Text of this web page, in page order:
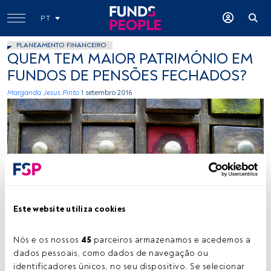
Este website utiliza cookies
Nós e os nossos 45 parceiros armazenamos e acedemos a
dados pessoais, como dados de navegação ou
identificadores únicos, no seu dispositivo. Se selecionar
PT
PLANEAMENTO FINANCEIRO
QUEM TEM MAIOR PATRIMÓNIO EM
FUNDOS DE PENSÕES FECHADOS?
Margarida Jesus Pinto 1 setembro 2016
Tempo de leitura:1 min.